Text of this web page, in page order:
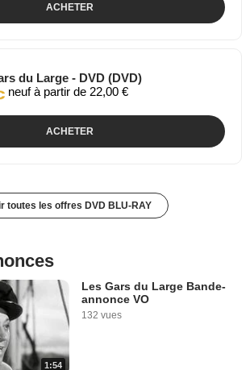
ACHETER
du Large - DVD (DVD)
neuf à partir de 22,00 €
ACHETER
toutes les offres DVD BLU-RAY
1:54
Les Gars du Large Bande-
annonce VO
132 vues